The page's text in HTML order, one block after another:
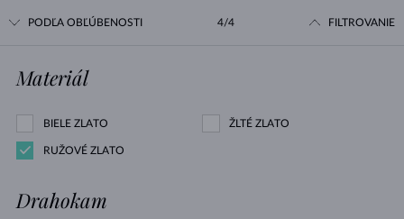
PODĽA OBĽÚBENOSTI 4/4 FILTROVANIE
Materiál
BIELE ZLATO ŽLTÉ ZLATO
RUŽOVÉ ZLATO
Drahokam